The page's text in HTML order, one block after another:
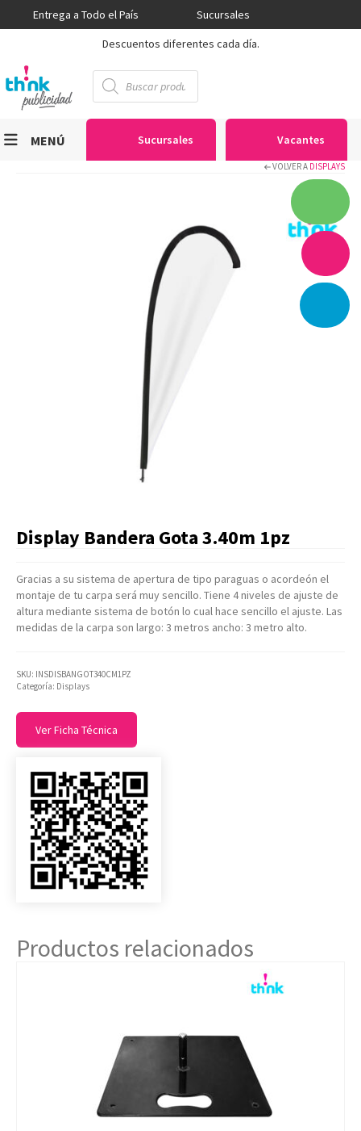
Entrega a Todo el País
Sucursales
Descuentos diferentes cada día.
Búsqueda
de
productos
Sucursales Vacantes
MENÚ
Serigrafía
Gran Formato
Textiles
Seguridad
Artículos Varios
Facturación
Listas de Precios
VOLVER A DISPLAYS
Display Bandera Gota 3.40m 1pz
Gracias a su sistema de apertura de tipo paraguas o acordeón el
montaje de tu carpa será muy sencillo. Tiene 4 niveles de ajuste de
altura mediante sistema de botón lo cual hace sencillo el ajuste. Las
medidas de la carpa son largo: 3 metros ancho: 3 metro alto.
SKU: INSDISBANGOT340CM1PZ
Categoría: Displays
Ver Ficha Técnica
Productos relacionados